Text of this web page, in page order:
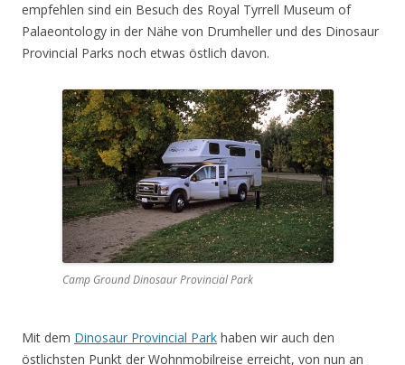
empfehlen sind ein Besuch des Royal Tyrrell Museum of
Palaeontology in der Nähe von Drumheller und des Dinosaur
Provincial Parks noch etwas östlich davon.
Camp Ground Dinosaur Provincial Park
Mit dem Dinosaur Provincial Park haben wir auch den
östlichsten Punkt der Wohnmobilreise erreicht, von nun an